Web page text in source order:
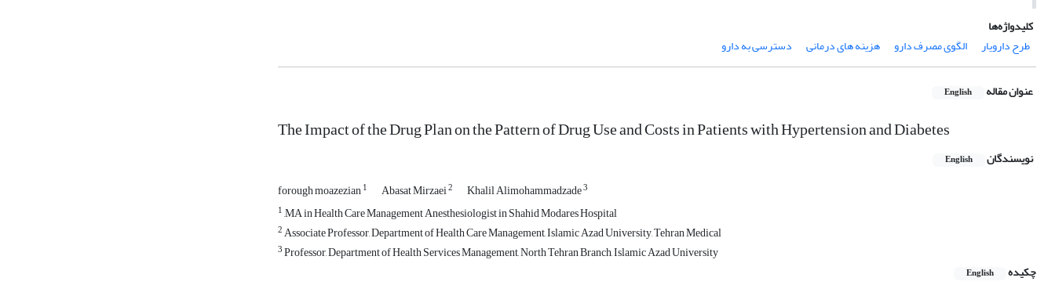
کلیدواژه‌ها
طرح دارویار
الگوی مصرف دارو هزینه های درمانی دسترسی به دارو
عنوان مقاله English
The Impact of the Drug Plan on the Pattern of Drug Use and Costs in Patients with Hypertension and Diabetes
نویسندگان English
forough moazezian1 Abasat Mirzaei2 Khalil Alimohammadzade3
1,MA in Health Care Management Anesthesiologist in Shahid Modares Hospital
2Associate Professor, Department of Health Care Management, Islamic Azad University, Tehran Medical
3Professor, Department of Health Services Management, North Tehran Branch, Islamic Azad University
چکیده
English